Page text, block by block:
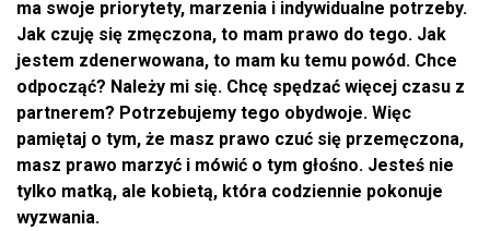
ma swoje priorytety, marzenia i indywidualne potrzeby.
Jak czuję się zmęczona, to mam prawo do tego. Jak
jestem zdenerwowana, to mam ku temu powód. Chce
odpocząć? Należy mi się. Chcę spędzać więcej czasu z
partnerem? Potrzebujemy tego obydwoje. Więc
pamiętaj o tym, że masz prawo czuć się przemęczona,
masz prawo marzyć i mówić o tym głośno. Jesteś nie
tylko matką, ale kobietą, która codziennie pokonuje
wyzwania.